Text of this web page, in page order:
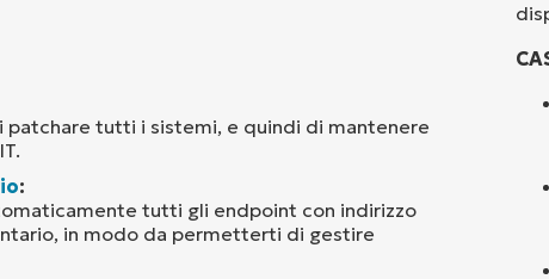
patchare tutti i sistemi, e quindi di mantenere
:
tutti gli endpoint con indirizzo
in modo da permetterti di gestire